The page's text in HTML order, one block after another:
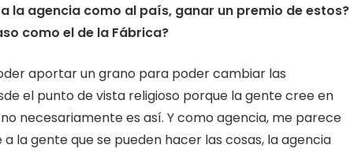
la agencia como al país, ganar un premio de estos?
como el de la Fábrica?
aportar un grano para poder cambiar las
el punto de vista religioso porque la gente cree en
necesariamente es así. Y como agencia, me parece
la gente que se pueden hacer las cosas, la agencia